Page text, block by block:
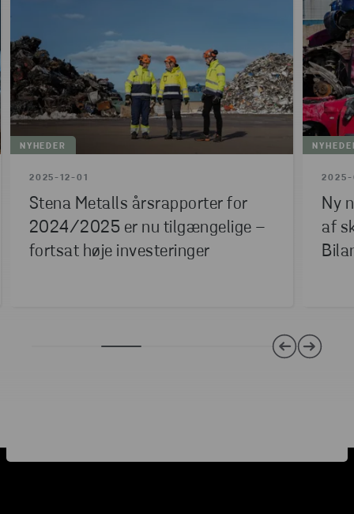
NYHEDER
2025-12-01
Stena Metalls årsrapporter for
2024/2025 er nu tilgængelige –
fortsat høje investeringer
Ny
af